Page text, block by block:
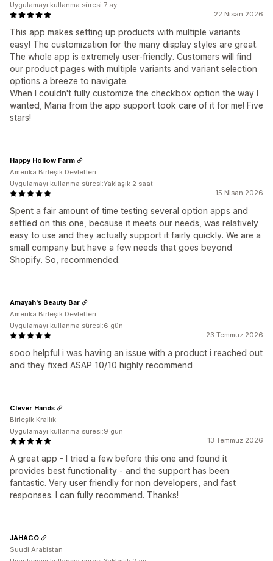
22 Nisan 2026
This app makes setting up products with multiple variants
easy! The customization for the many display styles are great.
The whole app is extremely user-friendly. Customers will find
our product pages with multiple variants and variant selection
options a breeze to navigate.
When I couldn't fully customize the checkbox option the way I
wanted, Maria from the app support took care of it for me! Five
stars!
Uygulamayı kullanma süresi:7 ay
15 Nisan 2026
Spent a fair amount of time testing several option apps and
settled on this one, because it meets our needs, was relatively
easy to use and they actually support it fairly quickly. We are a
small company but have a few needs that goes beyond
Shopify. So, recommended.
Happy Hollow Farm
Amerika Birleşik Devletleri
Uygulamayı kullanma süresi:Yaklaşık 2 saat
23 Temmuz 2026
sooo helpful i was having an issue with a product i reached out
and they fixed ASAP 10/10 highly recommend
Amayah's Beauty Bar
Amerika Birleşik Devletleri
Uygulamayı kullanma süresi:6 gün
13 Temmuz 2026
A great app - I tried a few before this one and found it
provides best functionality - and the support has been
fantastic. Very user friendly for non developers, and fast
responses. I can fully recommend. Thanks!
Clever Hands
Birleşik Krallık
Uygulamayı kullanma süresi:9 gün
JAHACO
Suudi Arabistan